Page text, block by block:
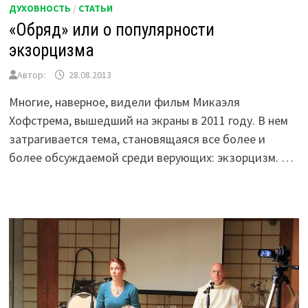
ДУХОВНОСТЬ / СТАТЬИ
«Обряд» или о популярности
экзорцизма
Автор: 28.08.2013
Многие, наверное, видели фильм Микаэля
Хофстрема, вышедший на экраны в 2011 году. В нем
затрагивается тема, становящаяся все более и
более обсуждаемой среди верующих: экзорцизм. …